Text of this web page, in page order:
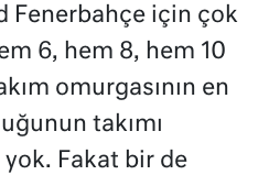
Fenerbahçe için çok
6, hem 8, hem 10
omurgasının en
takımı
Fakat bir de